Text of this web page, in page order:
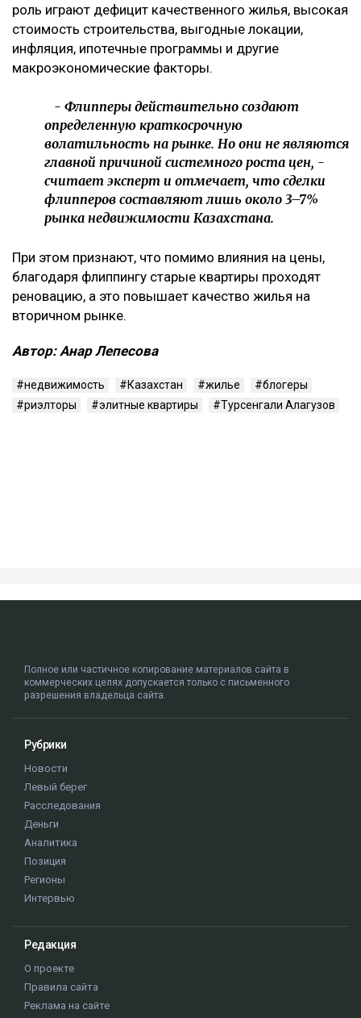
роль играют дефицит качественного жилья, высокая
стоимость строительства, выгодные локации,
инфляция, ипотечные программы и другие
макроэкономические факторы.
- Флипперы действительно создают
определенную краткосрочную
волатильность на рынке. Но они не являются
главной причиной системного роста цен, -
считает эксперт и отмечает, что сделки
флипперов составляют лишь около 3–7%
рынка недвижимости Казахстана.
При этом признают, что помимо влияния на цены,
благодаря флиппингу старые квартиры проходят
реновацию, а это повышает качество жилья на
вторичном рынке.
Автор: Анар Лепесова
недвижимость Казахстан жилье
блогеры
риэлторы
элитные квартиры Турсенгали Алагузов
Полное или частичное копирование материалов сайта в
коммерческих целях допускается только с письменного
разрешения владельца сайта.
Рубрики
Новости
Левый берег
Расследования
Деньги
Аналитика
Позиция
Регионы
Интервью
Редакция
О проекте
Правила сайта
Реклама на сайте